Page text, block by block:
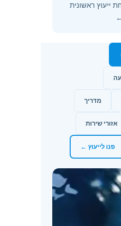
ייעוץ ראשונית
מדריך
אזורי שירות
פנו לייעוץ ←